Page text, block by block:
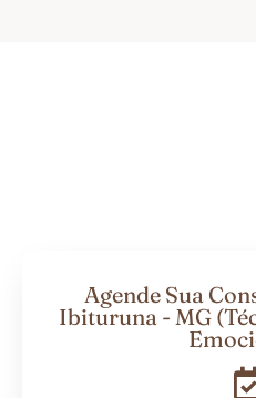
Agende Sua
Ibituruna - MG